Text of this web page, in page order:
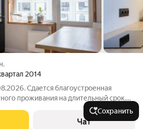
2014
Сдается благоустроенная
проживания на длительный срок.
с обустройством можно по фото. Из
развитый район. Есть места для сна,
Чат
Сохранить